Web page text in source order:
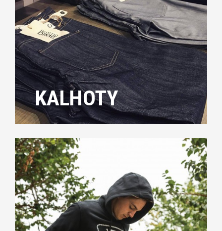
KALHOTY